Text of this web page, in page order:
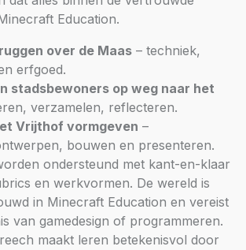
Education.
over de Maas – techniek,
erfgoed.
stadsbewoners op weg naar het
verzamelen, reflecteren.
Vrijthof vormgeven –
bouwen en presenteren.
ondersteund met kant-en-klaar
en werkvormen. De wereld is
in Minecraft Education en vereist
van gamedesign of programmeren.
maakt leren betekenisvol door